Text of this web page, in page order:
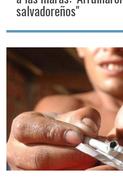
salvadoreños"